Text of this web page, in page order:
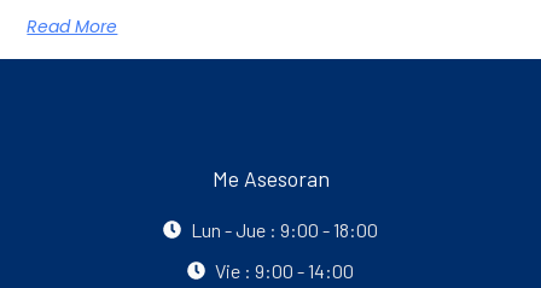
Read More
Me Asesoran
Lun - Jue : 9:00 - 18:00
Vie : 9:00 - 14:00